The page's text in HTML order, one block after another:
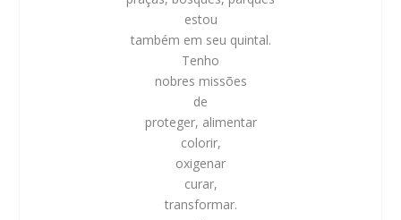
estou
também em seu quintal.
Tenho
nobres missões
de
proteger, alimentar
colorir,
oxigenar
curar,
transformar.